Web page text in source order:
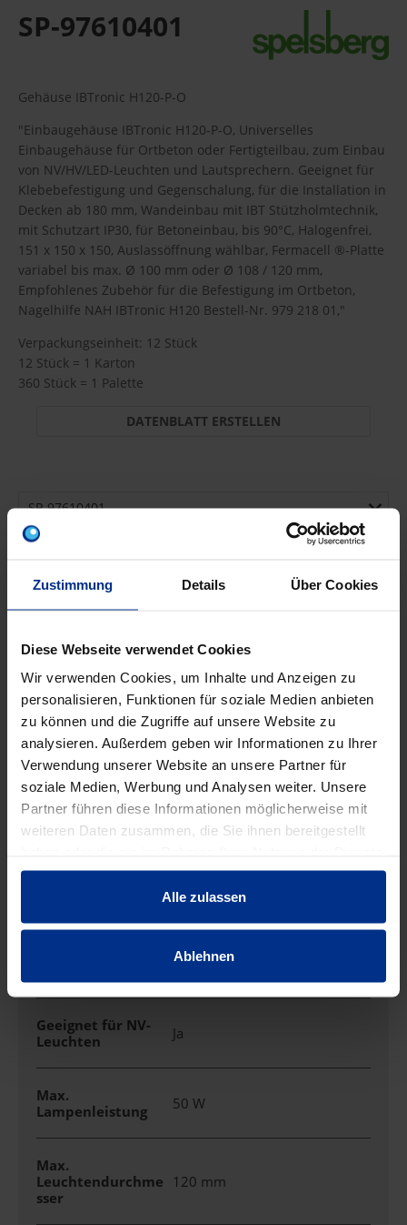
Zustimmung Details Über Cookies
Diese Webseite verwendet Cookies
Wir verwenden Cookies, um Inhalte und Anzeigen zu
personalisieren, Funktionen für soziale Medien anbieten
zu können und die Zugriffe auf unsere Website zu
analysieren. Außerdem geben wir Informationen zu Ihrer
Verwendung unserer Website an unsere Partner für
soziale Medien, Werbung und Analysen weiter. Unsere
Partner führen diese Informationen möglicherweise mit
weiteren Daten zusammen, die Sie ihnen bereitgestellt
gesammelt haben.
Alle zulassen
Ablehnen
SP-97610401
Gehäuse IBTronic H120-P-O
"Einbaugehäuse IBTronic H120-P-O, Universelles
Einbaugehäuse für Ortbeton oder Fertigteilbau, zum Einbau
von NV/HV/LED-Leuchten und Lautsprechern. Geeignet für
Klebebefestigung und Gegenschalung, für die Installation in
Decken ab 180 mm, Wandeinbau mit IBT Stützholmtechnik,
mit Schutzart IP30, für Betoneinbau, bis 90°C, Halogenfrei,
151 x 150 x 150, Auslassöffnung wählbar, Fermacell ®-Platte
variabel bis max. Ø 100 mm oder Ø 108 / 120 mm,
Empfohlenes Zubehör für die Befestigung im Ortbeton,
Nagelhilfe NAH IBTronic H120 Bestell-Nr. 979 218 01,"
Verpackungseinheit: 12 Stück
12 Stück = 1 Karton
360 Stück = 1 Palette
DATENBLATT ERSTELLEN
SP-97610401
3.419,60 €
pro 100 Stück (exkl.
A9E
EIGENSCHAFTEN
Anwendung für Ortbeton
ohne
Ja
Geeignet für NV-
Leuchten
Ja
Max.
Lampenleistung
50 W
Max.
Leuchtendurchme
sser
120 mm